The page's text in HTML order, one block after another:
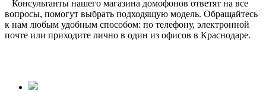
Консультанты нашего магазина домофонов ответят на все
вопросы, помогут выбрать подходящую модель. Обращайтесь
к нам любым удобным способом: по телефону, электронной
почте или приходите лично в один из офисов в Краснодаре.